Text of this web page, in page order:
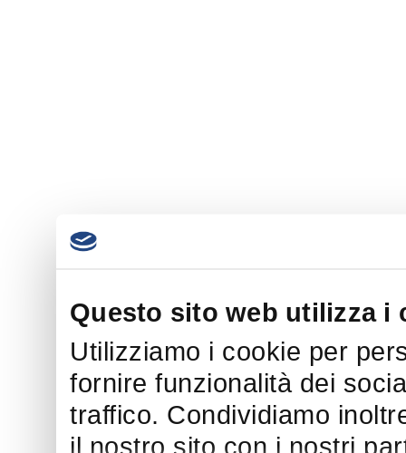
Questo sito web utilizza i
Utilizziamo i cookie per
fornire funzionalità dei
traffico. Condividiamo
il nostro sito con i nostri